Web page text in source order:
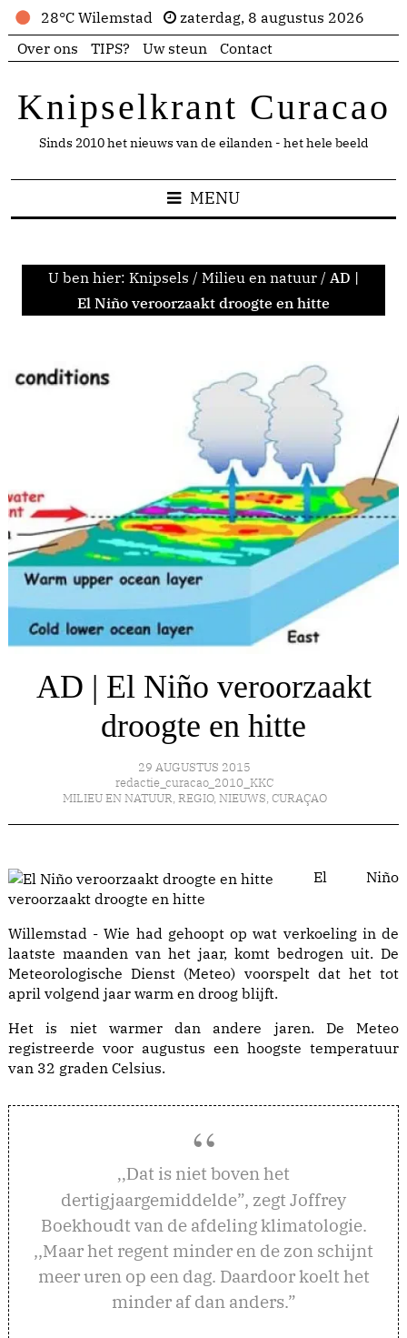
28°C Wilemstad
zaterdag, 8 augustus 2026
Over ons
TIPS? Uw steun Contact
Knipselkrant Curacao
Sinds 2010 het nieuws van de eilanden - het hele beeld
MENU
U ben hier: Knipsels / Milieu en natuur / AD |
El Niño veroorzaakt droogte en hitte
AD | El Niño veroorzaakt
droogte en hitte
29 AUGUSTUS 2015
redactie_curacao_2010_KKC
MILIEU EN NATUUR, REGIO, NIEUWS, CURAÇAO
El Niño
veroorzaakt droogte en hitte
Willemstad - Wie had gehoopt op wat verkoeling in de
laatste maanden van het jaar, komt bedrogen uit. De
Meteorologische Dienst (Meteo) voorspelt dat het tot
april volgend jaar warm en droog blijft.
Het is niet warmer dan andere jaren. De Meteo
registreerde voor augustus een hoogste temperatuur
van 32 graden Celsius.
,,Dat is niet boven het
dertigjaargemiddelde”, zegt Joffrey
Boekhoudt van de afdeling klimatologie.
,,Maar het regent minder en de zon schijnt
meer uren op een dag. Daardoor koelt het
minder af dan anders.”